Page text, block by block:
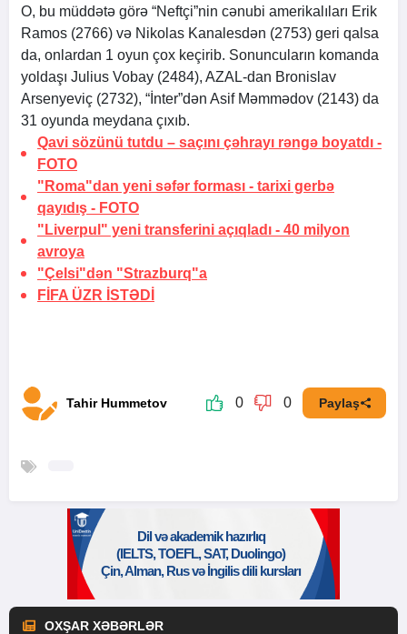
O, bu müddətə görə “Neftçi”nin cənubi amerikalıları Erik
Ramos (2766) və Nikolas Kanalesdən (2753) geri qalsa
da, onlardan 1 oyun çox keçirib. Sonuncuların komanda
yoldaşı Julius Vobay (2484), AZAL-dan Bronislav
Arsenyeviç (2732), “İnter”dən Asif Məmmədov (2143) da
31 oyunda meydana çıxıb.
Qavi sözünü tutdu – saçını çəhrayı rəngə boyatdı -
FOTO
"Roma"dan yeni səfər forması - tarixi gerbə
qayıdış - FOTO
"Liverpul" yeni transferini açıqladı - 40 milyon
avroya
"Çelsi"dən "Strazburq"a
FİFA ÜZR İSTƏDİ
Tahir Hummetov 0 0 Paylaş
OXŞAR XƏBƏRLƏR